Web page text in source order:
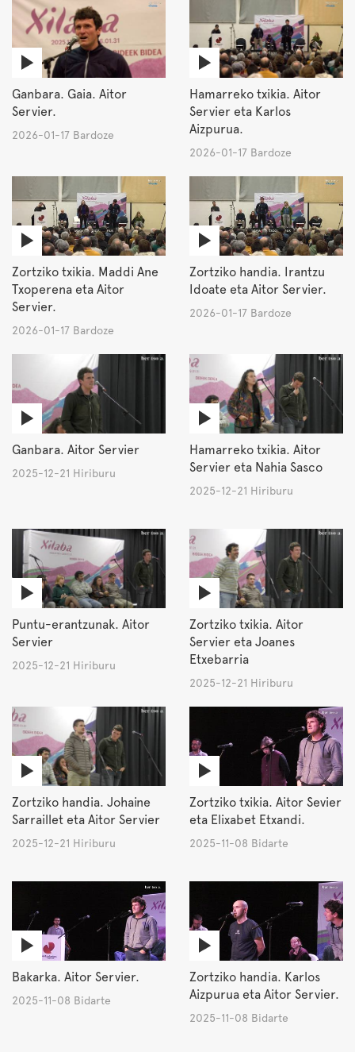
Ganbara. Gaia. Aitor
Servier.
2026-01-17 Bardoze
Hamarreko txikia. Aitor
Servier eta Karlos
Aizpurua.
2026-01-17 Bardoze
Zortziko txikia. Maddi Ane
Txoperena eta Aitor
Servier.
2026-01-17 Bardoze
Zortziko handia. Irantzu
Idoate eta Aitor Servier.
2026-01-17 Bardoze
Ganbara. Aitor Servier
2025-12-21 Hiriburu
Hamarreko txikia. Aitor
Servier eta Nahia Sasco
2025-12-21 Hiriburu
Puntu-erantzunak. Aitor
Servier
2025-12-21 Hiriburu
Zortziko txikia. Aitor
Servier eta Joanes
Etxebarria
2025-12-21 Hiriburu
Zortziko handia. Johaine
Sarraillet eta Aitor Servier
2025-12-21 Hiriburu
Zortziko txikia. Aitor Sevier
eta Elixabet Etxandi.
2025-11-08 Bidarte
Bakarka. Aitor Servier.
2025-11-08 Bidarte
Zortziko handia. Karlos
Aizpurua eta Aitor Servier.
2025-11-08 Bidarte